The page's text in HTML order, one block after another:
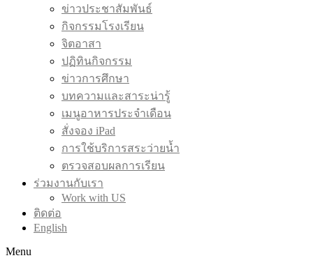
ข่าวประชาสัมพันธ์
กิจกรรมโรงเรียน
จิตอาสา
ปฏิทินกิจกรรม
ข่าวการศึกษา
บทความและสาระน่ารู้
เมนูอาหารประจำเดือน
สั่งจอง iPad
การใช้บริการสระว่ายน้ำ
ตรวจสอบผลการเรียน
ร่วมงานกับเรา
Work with US
ติดต่อ
English
Menu